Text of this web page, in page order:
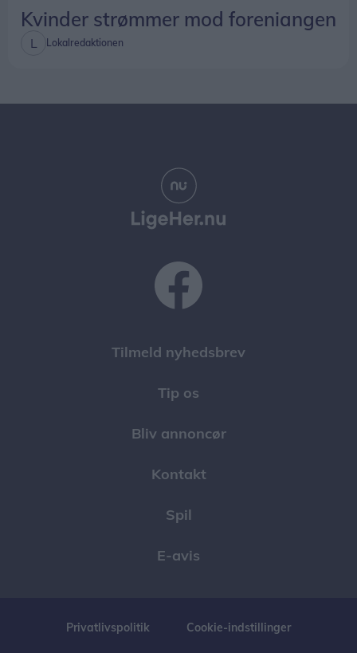
Kvinder strømmer mod foreniangen
Lokalredaktionen
Tilmeld nyhedsbrev
Tip os
Bliv annoncør
Kontakt
Spil
E-avis
Privatlivspolitik Cookie-indstillinger